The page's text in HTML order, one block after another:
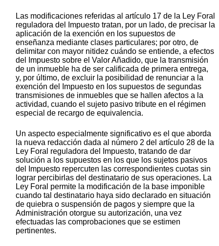
Las modificaciones referidas al artículo 17 de la Ley Foral
reguladora del Impuesto tratan, por un lado, de precisar la
aplicación de la exención en los supuestos de
enseñanza mediante clases particulares; por otro, de
delimitar con mayor nitidez cuándo se entiende, a efectos
del Impuesto sobre el Valor Añadido, que la transmisión
de un inmueble ha de ser calificada de primera entrega,
y, por último, de excluir la posibilidad de renunciar a la
exención del Impuesto en los supuestos de segundas
transmisiones de inmuebles que se hallen afectos a la
actividad, cuando el sujeto pasivo tribute en el régimen
especial de recargo de equivalencia.
Un aspecto especialmente significativo es el que aborda
la nueva redacción dada al número 2 del artículo 28 de la
Ley Foral reguladora del Impuesto, tratando de dar
solución a los supuestos en los que los sujetos pasivos
del Impuesto repercuten las correspondientes cuotas sin
lograr percibirlas del destinatario de sus operaciones. La
Ley Foral permite la modificación de la base imponible
cuando tal destinatario haya sido declarado en situación
de quiebra o suspensión de pagos y siempre que la
Administración otorgue su autorización, una vez
efectuadas las comprobaciones que se estimen
pertinentes.